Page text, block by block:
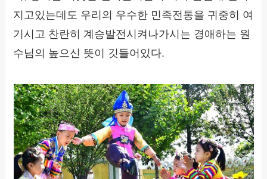
지고있는데도 우리의 우수한 민족전통을 귀중히 여
기시고 찬란히 계승발전시켜나가시는 경애하는 원
수님의 높으신 뜻이 깃들어있다.